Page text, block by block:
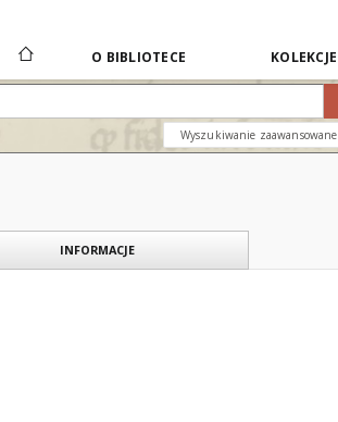
O BIBLIOTECE KOLEKCJE
Wyszukiwanie zaawansowane
INFORMACJE